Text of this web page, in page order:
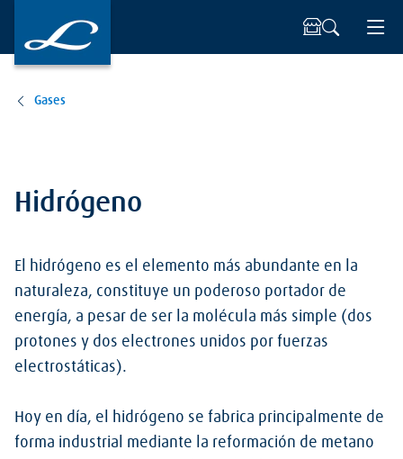
Gases
Hidrógeno
El hidrógeno es el elemento más abundante en la
naturaleza, constituye un poderoso portador de
energía, a pesar de ser la molécula más simple (dos
protones y dos electrones unidos por fuerzas
electrostáticas).
Hoy en día, el hidrógeno se fabrica principalmente de
forma industrial mediante la reformación de metano